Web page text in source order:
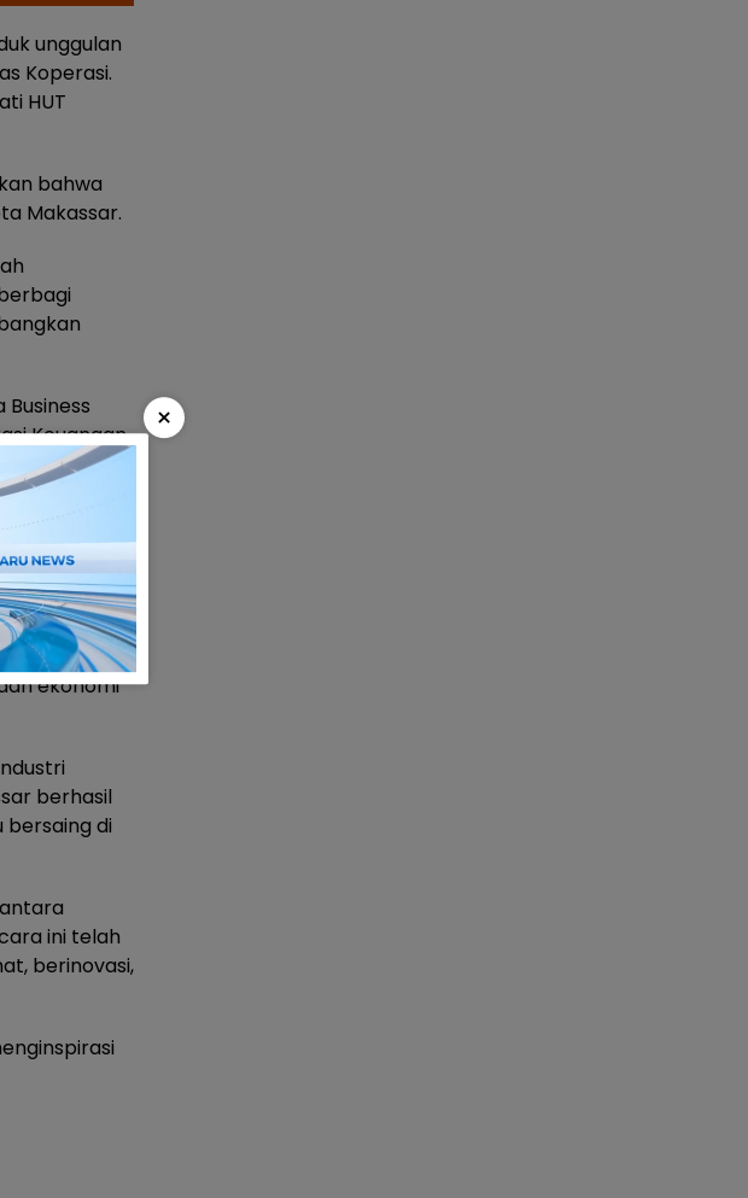
unggulan
Koperasi.
HUT
bahwa
Makassar.
Keuangan,
Inovasi
acara ini,
PKK,
UMKM
ekonomi
berhasil
di
ini telah
berinovasi,
×